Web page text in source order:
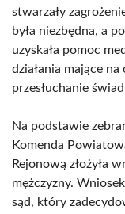
stwarzały
była niezbędna, a
uzyskała pomoc
działania mające
przesłuchanie
Na podstawie
Komenda
Rejonową złożyła
mężczyzny.
sąd, który